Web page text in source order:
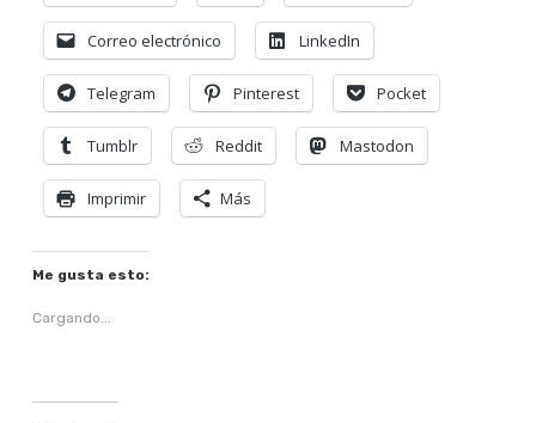
Correo electrónico LinkedIn
Telegram Pinterest Pocket
Tumblr Reddit Mastodon
Imprimir Más
Me gusta esto:
Cargando...